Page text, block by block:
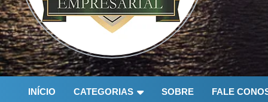
INÍCIO CATEGORIAS SOBRE FALE